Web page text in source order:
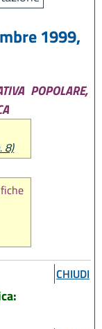
1999,
POPOLARE,
8)
CHIUDI